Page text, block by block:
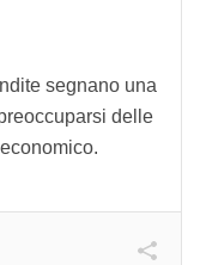
segnano una
delle